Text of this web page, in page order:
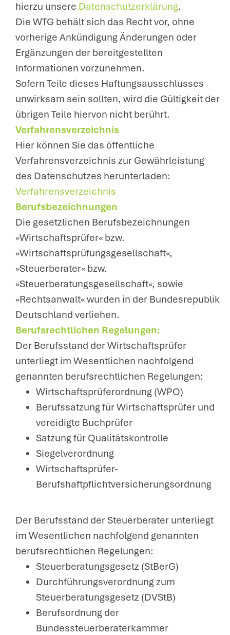
hierzu unsere Datenschutzerklärung.
Die WTG behält sich das Recht vor, ohne
vorherige Ankündigung Änderungen oder
Ergänzungen der bereitgestellten
Informationen vorzunehmen.
Sofern Teile dieses Haftungsausschlusses
unwirksam sein sollten, wird die Gültigkeit der
übrigen Teile hiervon nicht berührt.
Verfahrensverzeichnis
Hier können Sie das öffentliche
Verfahrensverzeichnis zur Gewährleistung
des Datenschutzes herunterladen:
Verfahrensverzeichnis
Berufsbezeichnungen
Die gesetzlichen Berufsbezeichnungen
»Wirtschaftsprüfer« bzw.
»Wirtschaftsprüfungsgesellschaft«,
»Steuerberater« bzw.
»Steuerberatungsgesellschaft«, sowie
»Rechtsanwalt« wurden in der Bundesrepublik
Deutschland verliehen.
Berufsrechtlichen Regelungen:
Der Berufsstand der Wirtschaftsprüfer
unterliegt im Wesentlichen nachfolgend
genannten berufsrechtlichen Regelungen:
Wirtschaftsprüferordnung (WPO)
Berufssatzung für Wirtschaftsprüfer und
vereidigte Buchprüfer
Satzung für Qualitätskontrolle
Siegelverordnung
Wirtschaftsprüfer-
Berufshaftpflichtversicherungsordnung
Der Berufsstand der Steuerberater unterliegt
im Wesentlichen nachfolgend genannten
berufsrechtlichen Regelungen:
Steuerberatungsgesetz (StBerG)
Durchführungsverordnung zum
Steuerberatungsgesetz (DVStB)
Berufsordnung der
Bundessteuerberaterkammer